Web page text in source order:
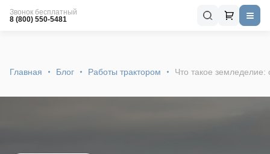
Звонок бесплатный
8 (800) 550-5481
Главная Блог Работы трактором Что такое